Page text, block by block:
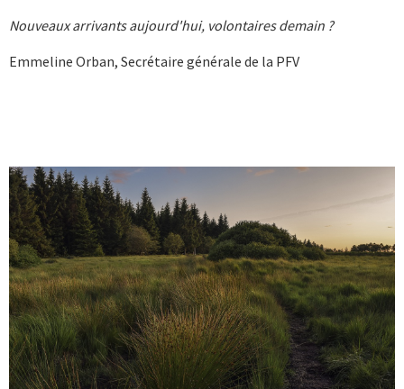
Nouveaux arrivants aujourd'hui, volontaires demain ?
Emmeline Orban, Secrétaire générale de la PFV